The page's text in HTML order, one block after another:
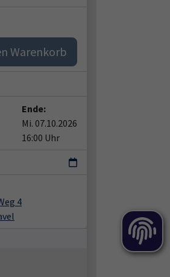
Warenkorb
Ende:
Mi. 07.10.2026
16:00 Uhr
4